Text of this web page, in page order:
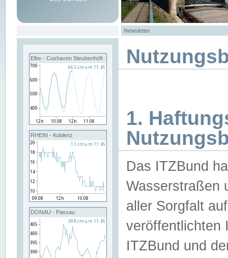
Newsletter
Elbe - Cuxhaven Steubenhöft
RHEIN - Koblenz
DONAU - Passau
1.
Das ITZBund
Wasserstraßen
aller Sorgfalt
veröffentlichten
ITZBund und